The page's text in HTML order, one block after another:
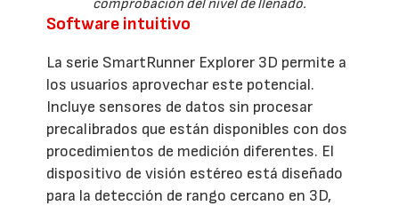
comprobación del nivel de llenado.
Software intuitivo
La serie SmartRunner Explorer 3D permite a
los usuarios aprovechar este potencial.
Incluye sensores de datos sin procesar
precalibrados que están disponibles con dos
procedimientos de medición diferentes. El
dispositivo de visión estéreo está diseñado
para la detección de rango cercano en 3D,